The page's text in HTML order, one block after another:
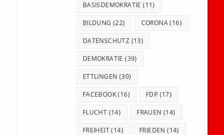
BASISDEMOKRATIE (11)
BILDUNG (22) CORONA(16)
DATENSCHUTZ (13)
DEMOKRATIE (39)
ETTLINGEN (30)
FACEBOOK(16) FDP (17)
FLUCHT (14) FRAUEN (14)
FREIHEIT(14) FRIEDEN (14)